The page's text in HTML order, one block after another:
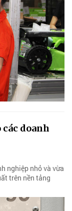
các doanh
nghiệp nhỏ và vừa
trên nền tảng